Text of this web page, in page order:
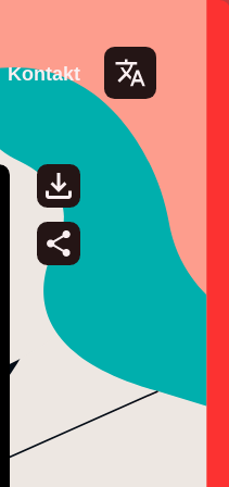
Lang
uage
Kontakt